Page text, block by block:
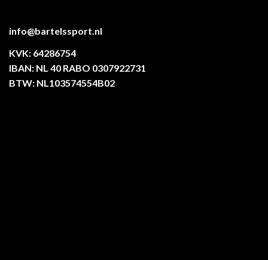
info@bartelssport.nl
KVK: 64286754
IBAN: NL 40 RABO 0307922731
BTW: NL103574554B02